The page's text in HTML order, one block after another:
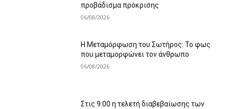
προβάδισμα πρόκρισης
06/08/2026
Η Μεταμόρφωση του Σωτήρος: Το φως
που μεταμορφώνει τον άνθρωπο
06/08/2026
Στις 9:00 η τελετή διαβεβαίωσης των